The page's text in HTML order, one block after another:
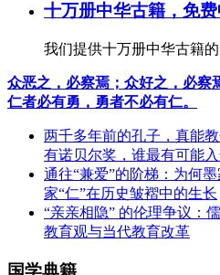
十万册中华古籍，免
我们提供十万册中华古籍
众恶之，必察焉；众好之，必察
仁者必有勇，勇者不必有仁。
两千多年前的孔子，真能
有诺贝尔奖，谁最有可能入
通往“兼爱”的阶梯：为何
家“仁”在历史皱褶中的生长
“亲亲相隐” 的伦理争议：
教育观与当代教育改革
国学典籍